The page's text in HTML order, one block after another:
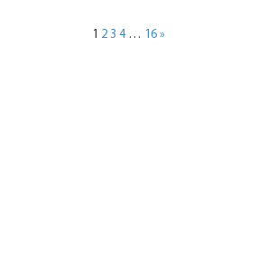
1 2 3 4 … 16 »